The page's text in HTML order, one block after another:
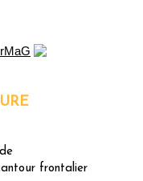
frontalier